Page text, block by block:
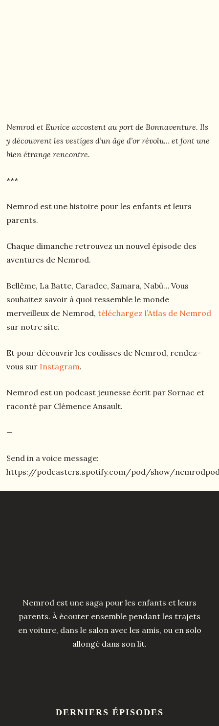
Nemrod et Eunice accostent au port de Bonnaventure. Ils
y découvrent les vestiges d’un âge d’or révolu… et font une
bien étrange rencontre.
***
Nemrod est une histoire pour les enfants et leurs
parents.
Chaque dimanche retrouvez un nouvel épisode des
aventures de Nemrod.
Bellême, La Batte, Caradec, Samara, Nabü… Vous
souhaitez savoir à quoi ressemble le monde
merveilleux de Nemrod,téléchargez l’Atlas de Nemrod
sur notre site.
Et pour découvrir les coulisses de Nemrod, rendez-
vous sur Instagram.
Nemrod est un podcast jeunesse écrit par Sornac et
raconté par Clémence Ansault.
—
Send in a voice message:
https://podcasters.spotify.com/pod/show/
Nemrod est une saga pour les enfants et leurs
parents. À écouter ensemble pendant les trajets
en voiture, dans le salon avec les amis, ou en solo
allongé dans son lit.
DERNIERS ÉPISODES